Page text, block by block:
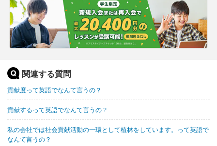
関連する質問
貢献度って英語でなんて言うの？
貢献するって英語でなんて言うの？
私の会社では社会貢献活動の一環として植林をしています。って英語で
なんて言うの？